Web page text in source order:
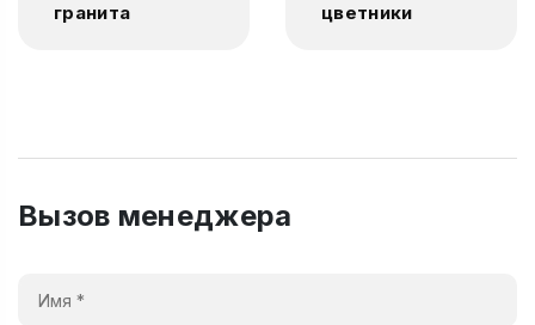
гранита
цветники
Вызов менеджера